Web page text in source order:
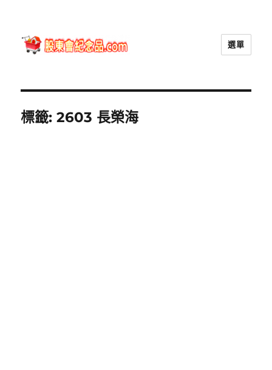
選單
標籤:2603 長榮海